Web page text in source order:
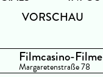
VORSCHAU
Filmcasino-Filme
Margaretenstraße 78